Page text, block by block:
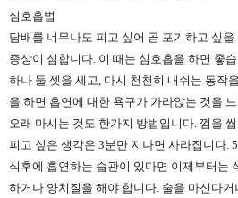
심호흡법
담배를 너무나도 피고 싶어 곧 포기하고 싶
증상이 심합니다. 이 때는 심호흡을 하면 좋
하나 둘 셋을 세고, 다시 천천히 내쉬는 동작
을 하면 흡연에 대한 욕구가 가라앉는 것을
오래 마시는 것도 한가지 방법입니다. 껌을
피고 싶은 생각은 3분만 지나면 사라집니다.
식후에 흡연하는 습관이 있다면 이제부터는
하거나 양치질을 해야 합니다. 술을 마신다